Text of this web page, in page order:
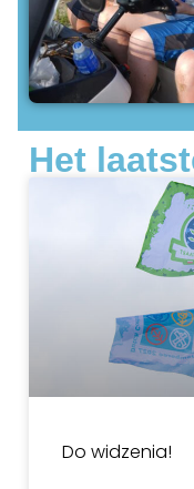
Het
Do widzenia!